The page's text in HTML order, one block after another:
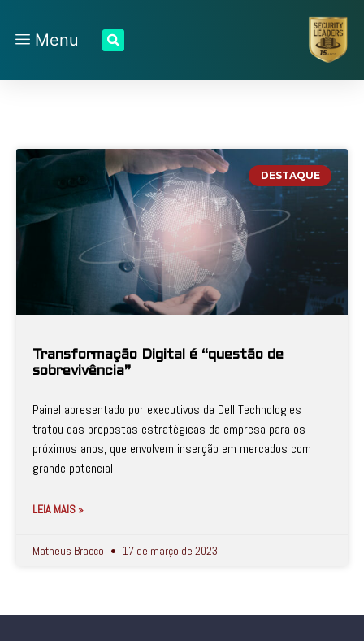
Menu
DESTAQUE
Transformação Digital é “questão de
sobrevivência”
Painel apresentado por executivos da Dell Technologies
tratou das propostas estratégicas da empresa para os
próximos anos, que envolvem inserção em mercados com
grande potencial
LEIA MAIS »
Matheus Bracco 17 de março de 2023